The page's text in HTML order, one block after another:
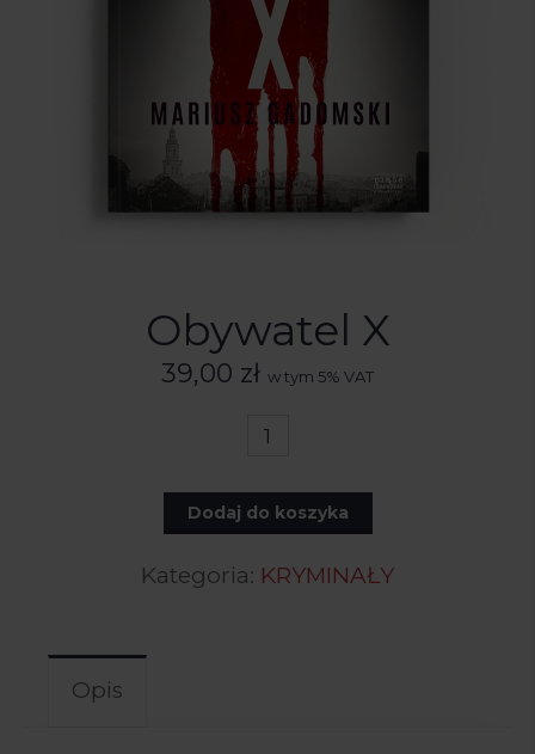
Obywatel X
39,00 zł w tym 5% VAT
Dodaj do koszyka
Kategoria: KRYMINAŁY
Opis